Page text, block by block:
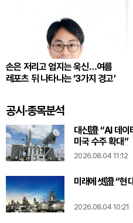
손은 저리고 엄지는 욱신…여름
레포츠 뒤 나타나는 ‘3가지 경고’
공시·종목분석
대신證 “AI 데이
미국 수주 확대”
2026.08.04 11:12
미래에셋證 “현
2026.08.04 10:21